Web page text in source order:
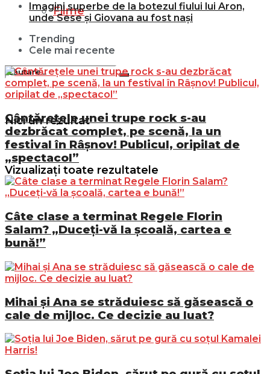
Filme
Nici un rezultat
Vizualizați toate rezultatele
Imagini superbe de la botezul fiului lui Aron,
unde Sese și Giovana au fost nași
Trending
Cele mai recente
Cântărețele unei trupe rock s-au
dezbrăcat complet, pe scenă, la un
festival în Râșnov! Publicul, oripilat de
„spectacol”
Câte clase a terminat Regele Florin
Salam? „Duceți-vă la școală, cartea e
bună!”
Mihai și Ana se străduiesc să găsească o
cale de mijloc. Ce decizie au luat?